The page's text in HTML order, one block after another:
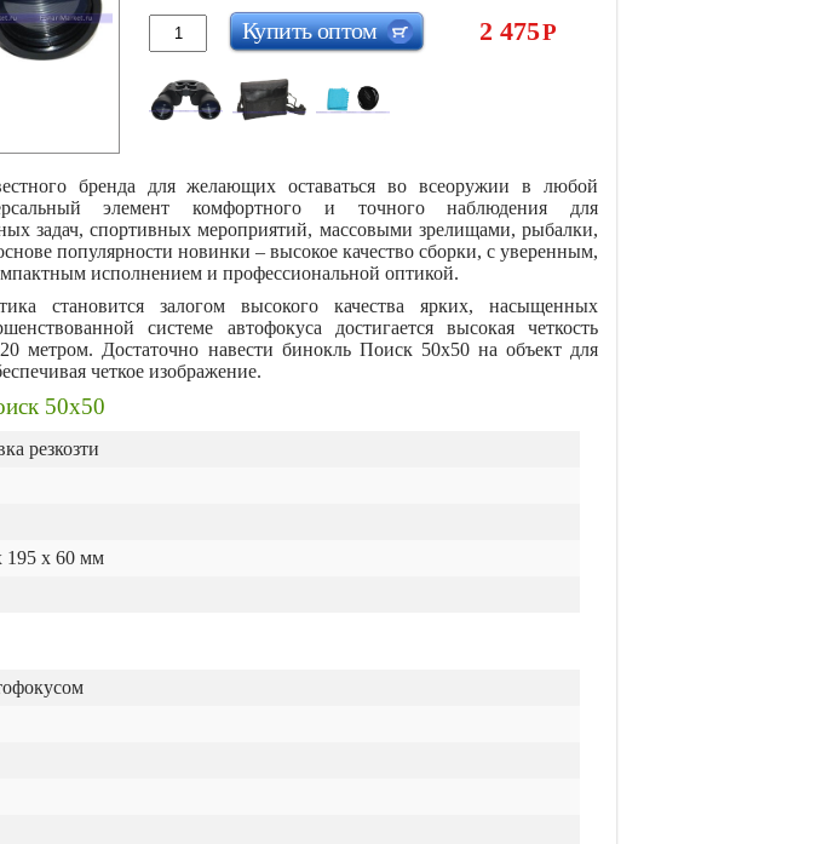
2 475Р
Купить оптом
бренда для желающих оставаться во всеоружии в любой
элемент комфортного и точного наблюдения для
задач, спортивных мероприятий, массовыми зрелищами, рыбалки,
популярности новинки – высокое качество сборки, с уверенным,
исполнением и профессиональной оптикой.
становится залогом высокого качества ярких, насыщенных
системе автофокуса достигается высокая четкость
метром. Достаточно навести бинокль Поиск 50х50 на объект для
четкое изображение.
50х50
резкозти
195 х 60 мм